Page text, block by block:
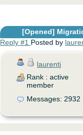
[Opened]
Reply #1 Posted by
laurentj
Rank : active
member
Messages: 2932